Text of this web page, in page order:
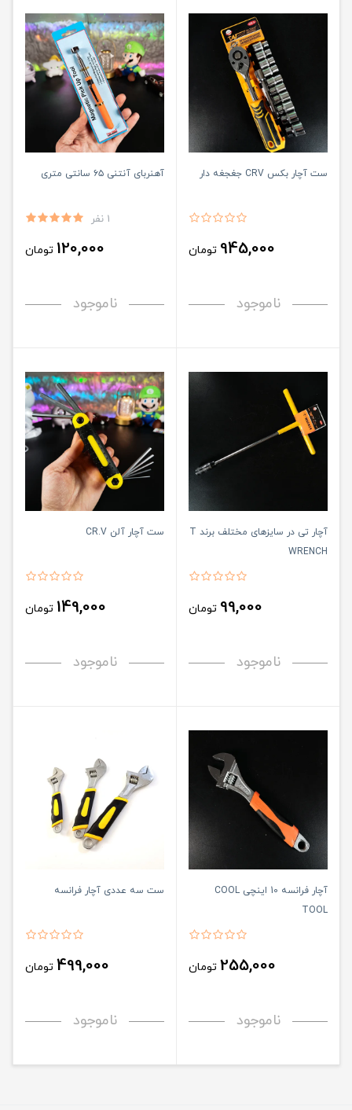
ست آچار بکس CRV جغجغه دار
945,000 تومان
ناموجود
آهنربای آنتنی ۶۵ سانتی متری
1 نفر
120,000 تومان
ناموجود
آچار تی در سایزهای مختلف برند T
WRENCH
99,000 تومان
ناموجود
ست آچار آلن CR.V
149,000 تومان
ناموجود
آچار فرانسه 10 اینچی COOL
TOOL
255,000 تومان
ناموجود
ست سه عددی آچار فرانسه
499,000 تومان
ناموجود